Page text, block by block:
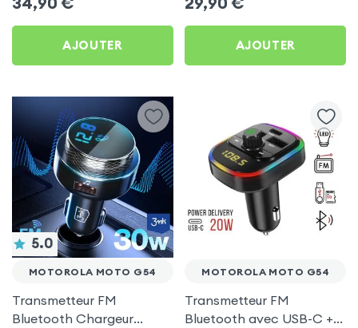
C, Kit Main Libre
Multifonction - 4smarts
AJOUTER
Motorola Moto G54
AJOUTER
5.0
MOTOROLA MOTO G54
Transmetteur FM
Bluetooth Chargeur
MOTOROLA MOTO G54
Transmetteur FM
Bluetooth avec USB-C +